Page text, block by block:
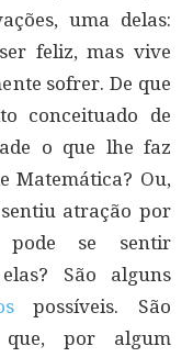
uma delas:
feliz, mas vive
sofrer. De que
conceituado de
o que lhe faz
Matemática? Ou,
atração por
se sentir
São alguns
possíveis. São
que, por algum